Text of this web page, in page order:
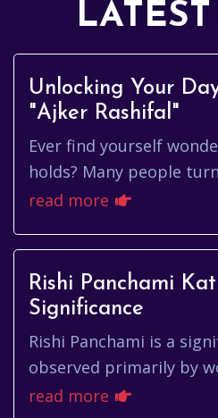
Unlocking Your
"Ajker Rashifal"
Ever find yourself
holds? Many people
little guidance, a
read more
Rishi Panchami
Significance
Rishi Panchami is a
observed primarily by
fifth day of the Shukla
read more